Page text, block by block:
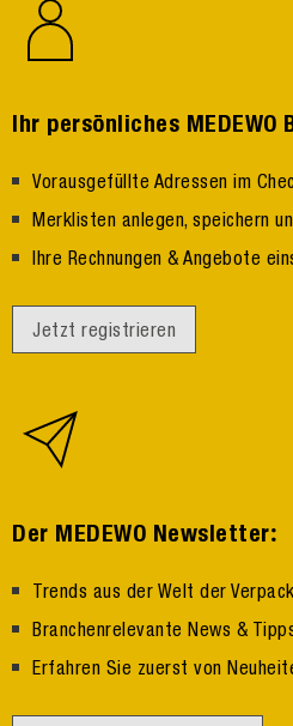
Ihr persönliches
Vorausgefüllte Adressen im
Merklisten anlegen, speichern
Ihre Rechnungen & Angebote
Jetzt registrieren
Der MEDEWO Newsletter:
Trends aus der Welt der
Branchenrelevante News &
Erfahren Sie zuerst von